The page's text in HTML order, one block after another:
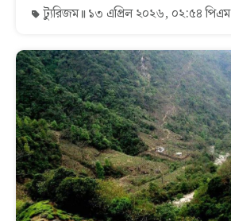
ট্যুরিজম ১৩ এপ্রিল ২০২৬, ০২:৫৪ পিএম